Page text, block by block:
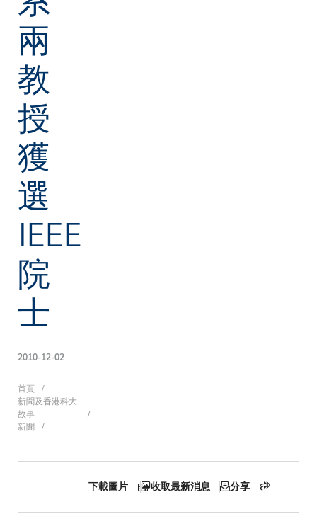
兩
教
授
獲
選
IEEE
院
士
2010-12-02
導
航
首頁
新聞及香港科大
故事
新聞
下載圖片 收取最新消息 分享